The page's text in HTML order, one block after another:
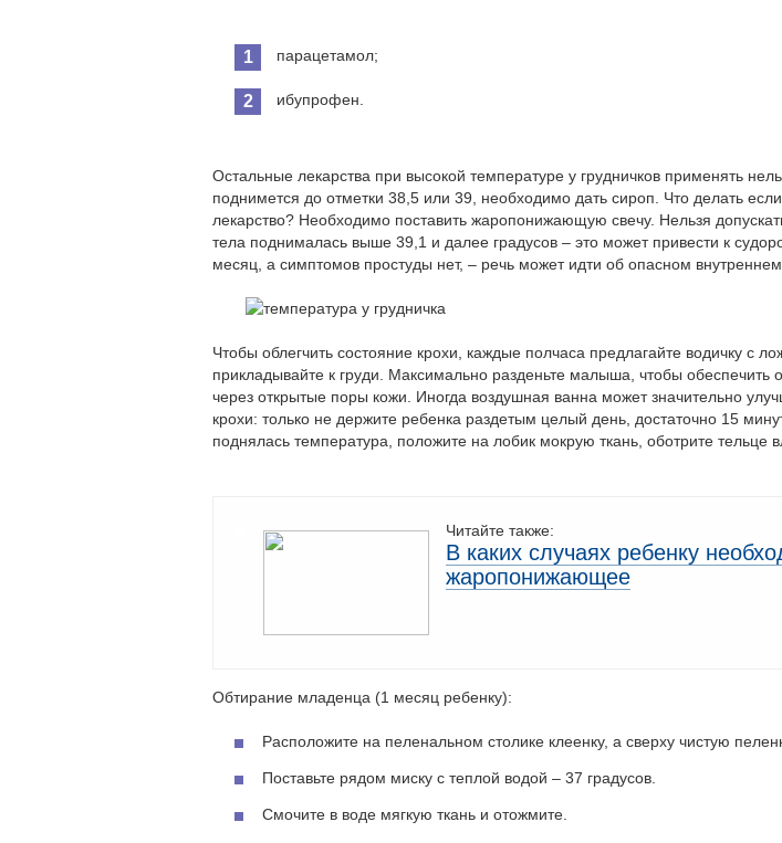
парацетамол;
ибупрофен.
Остальные лекарства при высокой температуре у грудничков применять
поднимется до отметки 38,5 или 39, необходимо дать сироп. Что делать
лекарство? Необходимо поставить жаропонижающую свечу. Нельзя
тела поднималась выше 39,1 и далее градусов – это может привести к
месяц, а симптомов простуды нет, – речь может идти об опасном
Чтобы облегчить состояние крохи, каждые полчаса предлагайте водичку с
прикладывайте к груди. Максимально разденьте малыша, чтобы обеспечить
через открытые поры кожи. Иногда воздушная ванна может значительно
крохи: только не держите ребенка раздетым целый день, достаточно 15
поднялась температура, положите на лобик мокрую ткань, оботрите тельце
Читайте также:
В каких случаях ребенку
жаропонижающее
Обтирание младенца (1 месяц ребенку):
Расположите на пеленальном столике клеенку, а сверху чистую
Поставьте рядом миску с теплой водой – 37 градусов.
Смочите в воде мягкую ткань и отожмите.